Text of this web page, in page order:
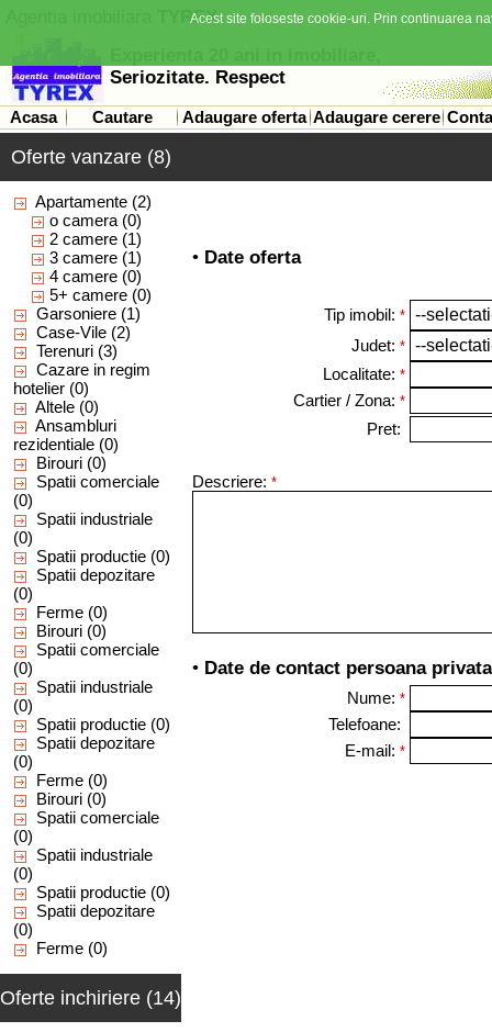
TYREX
Seriozitate. Respect
Acasa Cautare Adaugare oferta Adaugare cerere
Oferte vanzare (8)
Apartamente (2)
o camera (0)
2 camere (1)
3 camere (1)
4 camere (0)
5+ camere (0)
Garsoniere (1)
Case-Vile (2)
Terenuri (3)
Cazare in regim
hotelier (0)
Altele (0)
Ansambluri
rezidentiale (0)
Birouri (0)
Spatii comerciale
(0)
Spatii industriale
(0)
Spatii productie (0)
Spatii depozitare
(0)
Ferme (0)
Birouri (0)
Spatii comerciale
(0)
Spatii industriale
(0)
Spatii productie (0)
Spatii depozitare
(0)
Ferme (0)
Birouri (0)
Spatii comerciale
(0)
Spatii industriale
(0)
Spatii productie (0)
Spatii depozitare
(0)
Ferme (0)
Oferte inchiriere (14)
• Date oferta
Tip imobil: *
Judet: *
Localitate: *
Cartier / Zona: *
Pret:
Descriere: *
• Date de contact persoana
Nume: *
Telefoane:
E-mail: *
Acest site foloseste cookie-uri. Prin continuarea